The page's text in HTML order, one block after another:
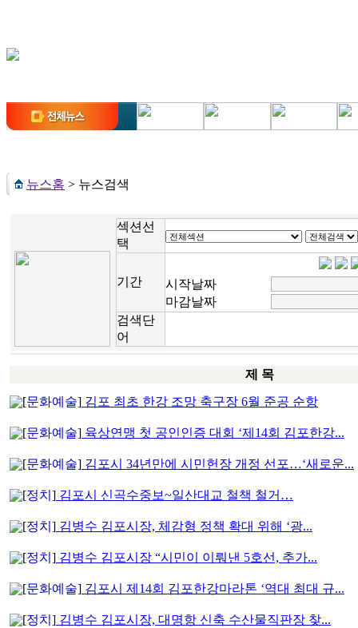
뉴스홈 > 뉴스검색
섹션선
택
기간
시작날짜
마감날짜
검색단
어
제 목
[문화예술] 김포 최초 한강 조망 축구장 6월 준공 순항
[문화예술] 육상연맹 첫 공인인증 대회 ‘제14회 김포한강...
[문화예술] 김포시 34년만에 시민헌장 개정 선포…‘새로운...
[정치 ] 김포시 신곡수중보~일산대교 철책 철거…
[정치 ] 김병수 김포시장, 체감형 정책 확대 위해 ‘광...
[정치 ] 김병수 김포시장 “시민이 이뤄낸 5호선, 추가...
[문화예술] 김포시 제14회 김포한강마라톤 ‘역대 최대 규...
[정치 ] 김병수 김포시장, 대명항 신축 수산물직판장 찾...